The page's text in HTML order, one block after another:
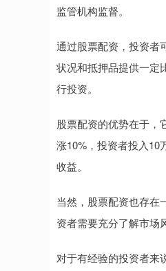
监管机构监督。
通过股票配资，投资者
状况和抵押品提供一定
行投资。
股票配资的优势在于，
涨10%，投资者投入10
收益。
当然，股票配资也存在
资者需要充分了解市场
对于有经验的投资者来